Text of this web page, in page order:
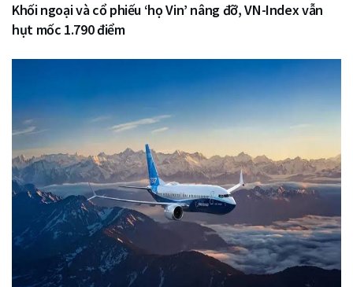
Khối ngoại và cổ phiếu ‘họ Vin’ nâng đỡ, VN-Index vẫn
hụt mốc 1.790 điểm